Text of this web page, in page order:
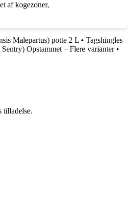
af kogezoner,
Malepartus) potte 2 L • Tagshingles
Opstammet – Flere varianter•
tilladelse.